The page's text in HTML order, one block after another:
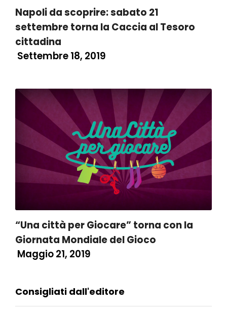
Napoli da scoprire: sabato 21
settembre torna la Caccia al Tesoro
cittadina
Settembre 18, 2019
“Una città per Giocare” torna con la
Giornata Mondiale del Gioco
Maggio 21, 2019
Consigliati dall'editore